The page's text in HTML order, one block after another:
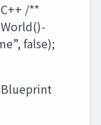
/**
false);
Blueprint